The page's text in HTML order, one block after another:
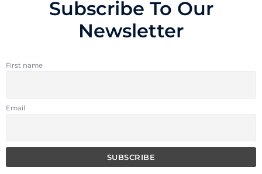
Subscribe To Our
Newsletter
First name
Email